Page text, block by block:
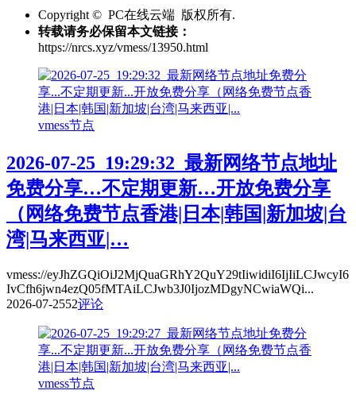
Copyright © PC在线云端 版权所有.
转载请务必保留本文链接：
https://nrcs.xyz/vmess/13950.html
vmess节点
2026-07-25_19:29:32_最新网络节点地址
免费分享…不定期更新…开放免费分享
（网络免费节点香港|日本|韩国|新加坡|台
湾|马来西亚|…
vmess://eyJhZGQiOiJ2MjQuaGRhY2QuY29tIiwidiI6IjIiLCJwcyI6
IvCfh6jwn4ezQ05fMTAiLCJwb3J0IjozMDgyNCwiaWQi...
2026-07-2552评论
vmess节点